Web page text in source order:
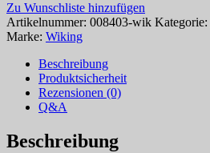
Zu Wunschliste hinzufügen
Artikelnummer: 008403-wik Kategorie:
Marke: Wiking
Beschreibung
Produktsicherheit
Rezensionen (0)
Q&A
Beschreibung